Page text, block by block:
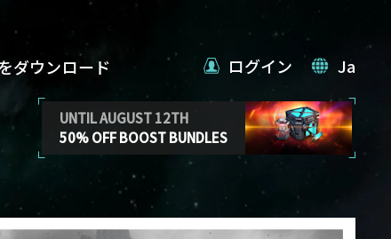
ダウンロード
UNTIL AUGUST 12TH
50% OFF BOOST BUNDLES
ログイン Ja